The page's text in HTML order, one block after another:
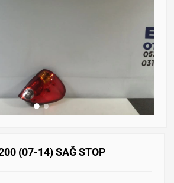
(07-14) SAĞ STOP